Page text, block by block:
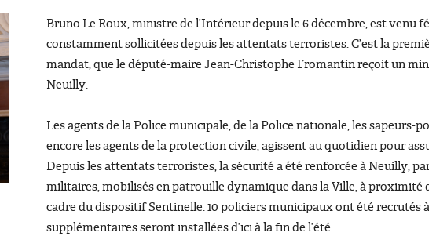
Bruno Le Roux, ministre de l’Intérieur depuis le 6 décembre, est venu
constamment sollicitées depuis les attentats terroristes. C’est la
mandat, que le député-maire Jean-Christophe Fromantin reçoit un
Neuilly.
Les agents de la Police municipale, de la Police nationale, les sapeurs-
encore les agents de la protection civile, agissent au quotidien pour
Depuis les attentats terroristes, la sécurité a été renforcée à Neuilly,
militaires, mobilisés en patrouille dynamique dans la Ville, à proximité
cadre du dispositif Sentinelle. 10 policiers municipaux ont été recrutés à
supplémentaires seront installées d’ici à la fin de l’été.